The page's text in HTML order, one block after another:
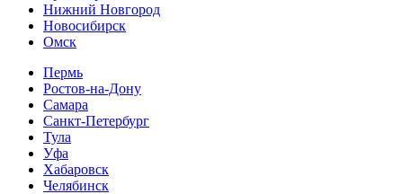
Нижний Новгород
Новосибирск
Омск
Пермь
Ростов-на-Дону
Самара
Санкт-Петербург
Тула
Уфа
Хабаровск
Челябинск